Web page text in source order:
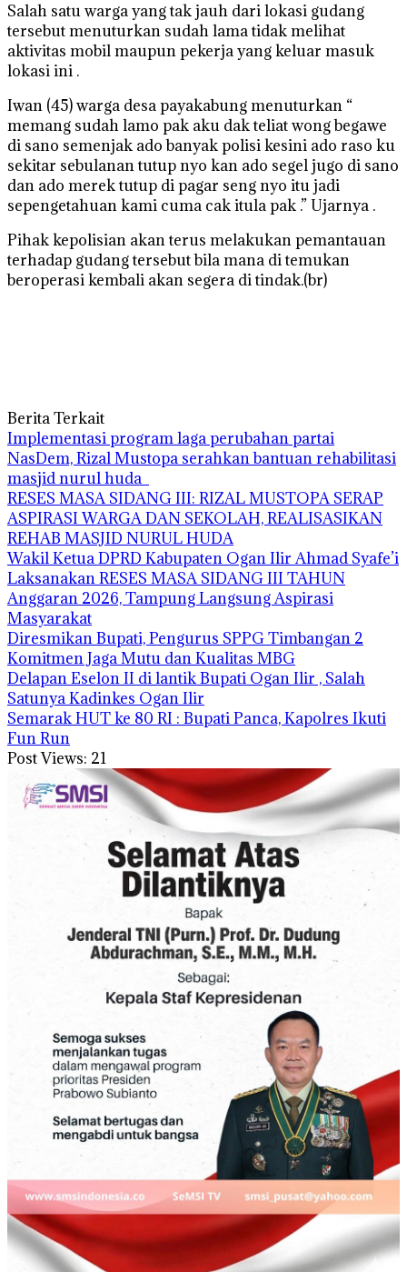
Salah satu warga yang tak jauh dari lokasi gudang
tersebut menuturkan sudah lama tidak melihat
aktivitas mobil maupun pekerja yang keluar masuk
lokasi ini .
Iwan (45) warga desa payakabung menuturkan “
memang sudah lamo pak aku dak teliat wong begawe
di sano semenjak ado banyak polisi kesini ado raso ku
sekitar sebulanan tutup nyo kan ado segel jugo di sano
dan ado merek tutup di pagar seng nyo itu jadi
sepengetahuan kami cuma cak itula pak .” Ujarnya .
Pihak kepolisian akan terus melakukan pemantauan
terhadap gudang tersebut bila mana di temukan
beroperasi kembali akan segera di tindak.(br)
Berita Terkait
Implementasi program laga perubahan partai
NasDem, Rizal Mustopa serahkan bantuan rehabilitasi
masjid nurul huda
RESES MASA SIDANG III: RIZAL MUSTOPA SERAP
ASPIRASI WARGA DAN SEKOLAH, REALISASIKAN
REHAB MASJID NURUL HUDA
Wakil Ketua DPRD Kabupaten Ogan Ilir Ahmad Syafe’i
Laksanakan RESES MASA SIDANG III TAHUN
Anggaran 2026, Tampung Langsung Aspirasi
Masyarakat
Diresmikan Bupati, Pengurus SPPG Timbangan 2
Komitmen Jaga Mutu dan Kualitas MBG
Delapan Eselon II di lantik Bupati Ogan Ilir , Salah
Satunya Kadinkes Ogan Ilir
Semarak HUT ke 80 RI : Bupati Panca, Kapolres Ikuti
Fun Run
Post Views: 21